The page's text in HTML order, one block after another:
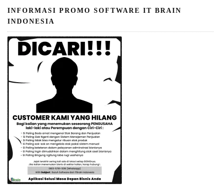
INFORMASI PROMO SOFTWARE IT BRAIN
INDONESIA